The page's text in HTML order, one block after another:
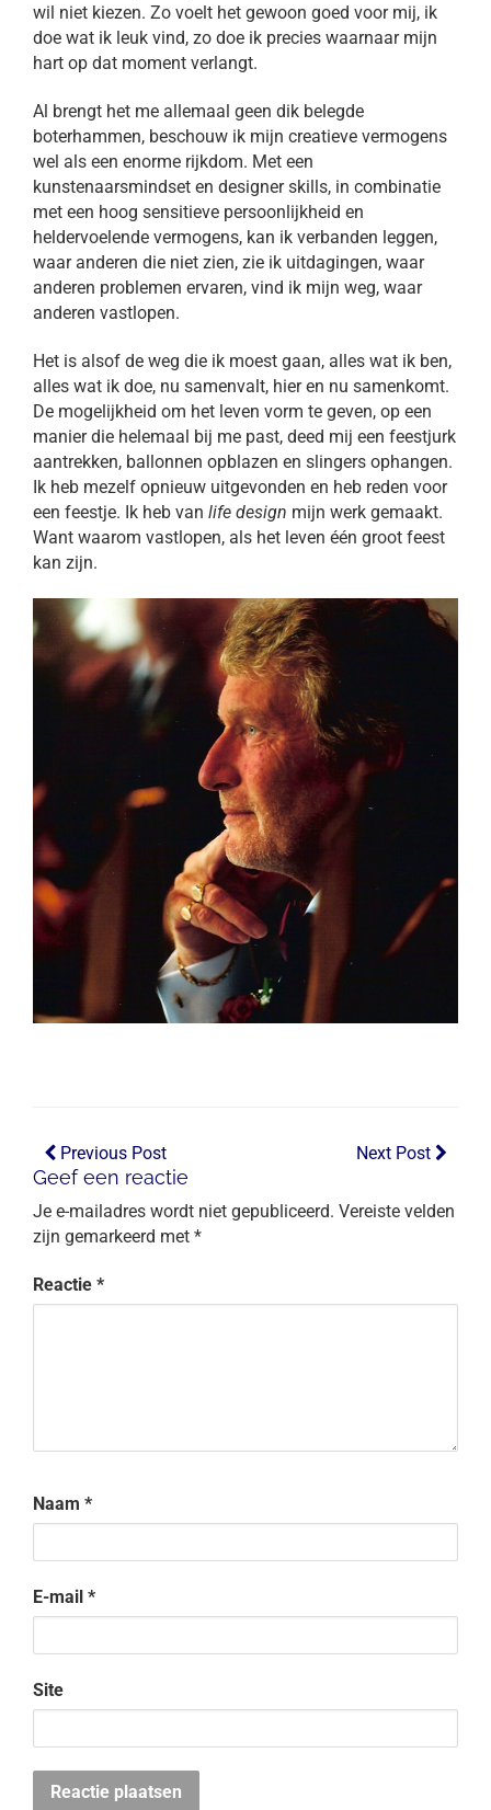
wil niet kiezen. Zo voelt het gewoon goed voor mij, ik
doe wat ik leuk vind, zo doe ik precies waarnaar mijn
hart op dat moment verlangt.
Al brengt het me allemaal geen dik belegde
boterhammen, beschouw ik mijn creatieve vermogens
wel als een enorme rijkdom. Met een
kunstenaarsmindset en designer skills, in combinatie
met een hoog sensitieve persoonlijkheid en
heldervoelende vermogens, kan ik verbanden leggen,
waar anderen die niet zien, zie ik uitdagingen, waar
anderen problemen ervaren, vind ik mijn weg, waar
anderen vastlopen.
Het is alsof de weg die ik moest gaan, alles wat ik ben,
alles wat ik doe, nu samenvalt, hier en nu samenkomt.
De mogelijkheid om het leven vorm te geven, op een
manier die helemaal bij me past, deed mij een feestjurk
aantrekken, ballonnen opblazen en slingers ophangen.
Ik heb mezelf opnieuw uitgevonden en heb reden voor
een feestje. Ik heb van life design mijn werk gemaakt.
Want waarom vastlopen, als het leven één groot feest
kan zijn.
Previous Post Next Post
Geef een reactie
Je e-mailadres wordt niet gepubliceerd. Vereiste velden
zijn gemarkeerd met *
Reactie *
Naam *
E-mail *
Site